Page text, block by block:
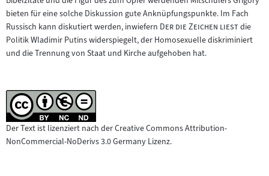
bieten für eine solche Diskussion gute Anknüpfungspunkte. Im Fach
Russisch kann diskutiert werden, inwiefern "Der die Zeichen liest"die
Politik Wladimir Putins widerspiegelt, der Homosexuelle diskriminiert
und die Trennung von Staat und Kirche aufgehoben hat.
Der Text ist lizenziert nach der Creative Commons Attribution-
NonCommercial-NoDerivs 3.0 Germany Lizenz.